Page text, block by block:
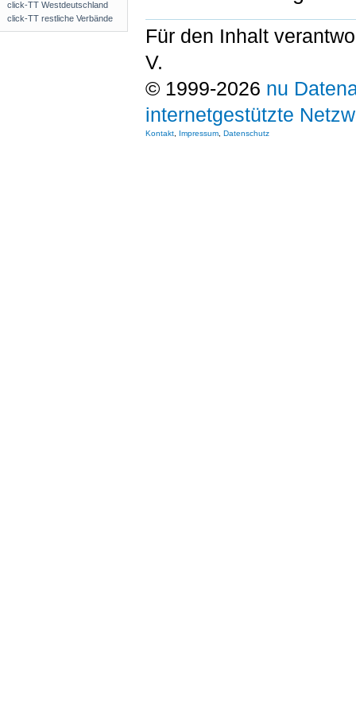
click-TT Westdeutschland
click-TT restliche Verbände
Für den Inhalt
V.
© 1999-2026 nu
internetgestützte
Kontakt Impressum Datenschutz